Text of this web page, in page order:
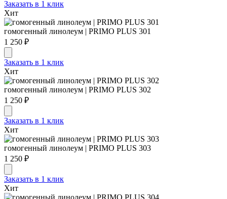
Заказать в 1 клик
Хит
гомогенный линолеум | PRIMO PLUS 301
1 250 ₽
Заказать в 1 клик
Хит
гомогенный линолеум | PRIMO PLUS 302
1 250 ₽
Заказать в 1 клик
Хит
гомогенный линолеум | PRIMO PLUS 303
1 250 ₽
Заказать в 1 клик
Хит